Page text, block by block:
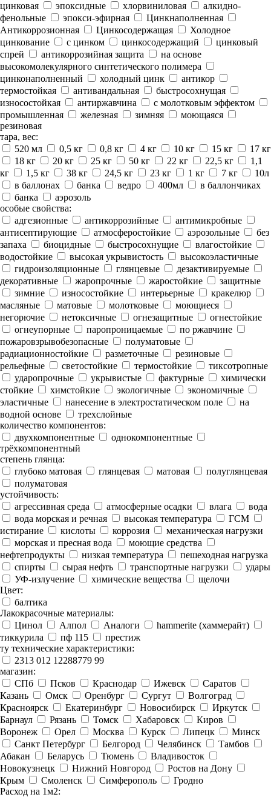
цинковая
эпоксидные хлорвиниловая
алкидно-
фенольные
эпокси-эфирная
Цинкнаполненная
Антикоррозионная
Цинкосодержащая
Холодное
цинкование
с цинком цинкосодержащий
цинковый
спрей
антикоррозийная защита
на основе
высокомолекулярного синтетического полимера
цинконаполненный
холодный цинк
антикор
термостойкая
антивандальная
быстросохнущая
износостойкая
антиржавчина
с молотковым эффектом
промышленная
железная зимняя
моющаяся
резиновая
тара, вес:
520 мл
0,5 кг 0,8 кг 4 кг 10 кг 15 кг
17 кг
18 кг
20 кг 25 кг 50 кг 22 кг 22,5 кг
1,1
кг
1,5 кг 38 кг 24,5 кг 23 кг 1 кг 7 кг
10л
в баллонах
банка ведро 400мл
в баллончиках
банка
аэрозоль
особые свойства:
адгезионные
антикоррозийные
антимикробные
антисептирующие
атмосферостойкие аэрозольные
без
запаха
биоцидные быстросохнущие
влагостойкие
водостойкие
высокая укрывистость
высокоэластичные
гидроизоляционные
глянцевые
дезактивируемые
декоративные
жаропрочные жаростойкие
защитные
зимние
износостойкие интерьерные
кракелюр
масляные
матовые молотковые
моющиеся
негорючие
нетоксичные огнезащитные
огнестойкие
огнеупорные
паропроницаемые
по ржавчине
пожаровзрывобезопасные
полуматовые
радиационностойкие
разметочные
резиновые
рельефные
светостойкие термостойкие
тиксотропные
ударопрочные
укрывистые фактурные
химически
стойкие
химстойкие экологичные
экономичные
эластичные
нанесение в электростатическом поле
на
водной основе
трехслойные
количество компонентов:
двухкомпонентные
однокомпонентные
трёхкомпонентный
степень глянца:
глубоко матовая
глянцевая матовая
полуглянцевая
полуматовая
устойчивость:
агрессивная среда
атмосферные осадки влага
вода
вода морская и речная
высокая температура
ГСМ
истирание
кислоты коррозия
механическая нагрузки
морская и пресная вода
моющие средства
нефтепродукты
низкая температура
пешеходная нагрузка
спирты
сырая нефть транспортные нагрузки
удары
УФ-излучение
химические вещества
щелочи
Цвет:
балтика
Лакокрасочные материалы:
Цинол
Алпол Аналоги
hammerite (хаммерайт)
тиккурила
пф 115
престиж
ту технические характеристики:
2313 012 12288779 99
магазин:
СПб
Псков Краснодар Ижевск
Саратов
Казань
Омск Оренбург Сургут
Волгоград
Красноярск
Екатеринбург Новосибирск
Иркутск
Барнаул
Рязань Томск Хабаровск
Киров
Воронеж
Орел Москва Курск Липецк
Минск
Санкт Петербург
Белгород Челябинск
Тамбов
Абакан
Беларусь Тюмень
Владивосток
Новокузнецк
Нижний Новгород
Ростов на Дону
Крым
Смоленск Симферополь
Гродно
Расход на 1м2: